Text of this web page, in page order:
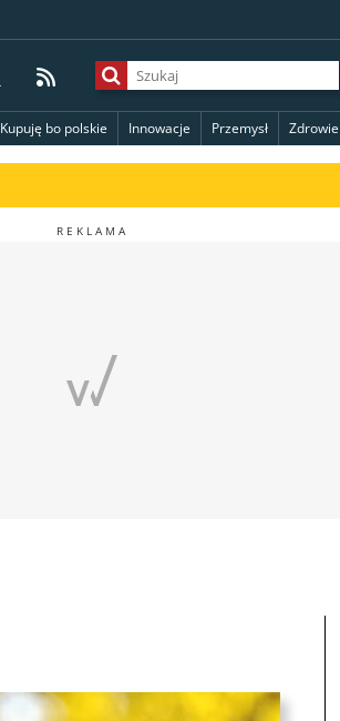
Kupuję bo polskie Innowacje Przemysł Zdrowie